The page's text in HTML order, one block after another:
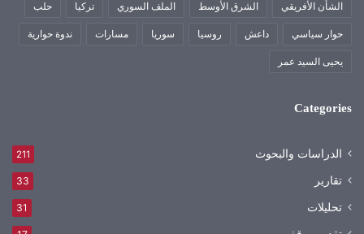
الشأن الأفريقي الشرق الأوسط الملف السوري تركيا حلب
حوار سياسي داعش روسيا سوريا مسارات ندوة حوارية
يحيى السيد عمر
Categories
الدراسات والبحوث 211
تقارير 33
تحليلات 31